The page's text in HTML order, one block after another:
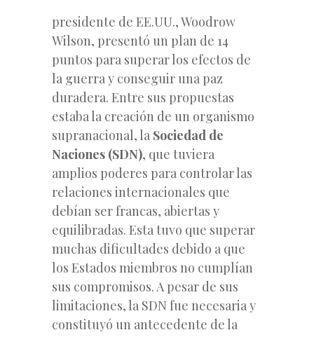
presidente de EE.UU., Woodrow
Wilson, presentó un plan de 14
puntos para superar los efectos de
la guerra y conseguir una paz
duradera. Entre sus propuestas
estaba la creación de un organismo
supranacional, la Sociedad de
Naciones (SDN), que tuviera
amplios poderes para controlar las
relaciones internacionales que
debían ser francas, abiertas y
equilibradas. Esta tuvo que superar
muchas dificultades debido a que
los Estados miembros no cumplían
sus compromisos. A pesar de sus
limitaciones, la SDN fue necesaria y
constituyó un antecedente de la